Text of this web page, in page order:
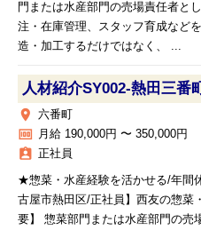
門または水産部門の売場責任者と
注・在庫管理、スタッフ育成など
造・加工するだけではなく、 ...
人材紹介SY002‐熱田三番
place 六番町
money 月給 190,000円 〜 350,000円
assignment_ind 正社員
★惣菜・水産経験を活かせる/年間
古屋市熱田区/正社員】西友の惣菜
要】 惣菜部門または水産部門の売